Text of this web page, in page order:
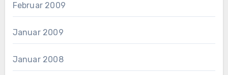
Februar 2009
Januar 2009
Januar 2008